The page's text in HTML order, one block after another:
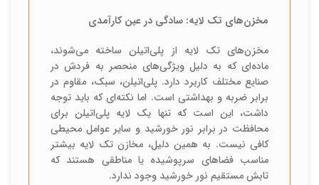
مخزن‌های تک لایه: سادگی در عین کارآمدی
مخزن‌های تک لایه از پلی‌اتیلن ساخته می‌شوند،
ماده‌ای که به دلیل ویژگی‌های منحصر به فردش در
صنایع مختلف کاربرد دارد. پلی‌اتیلن، سبک، مقاوم در
برابر ضربه و بهداشتی است. اما نکته‌ای که باید توجه
داشت، این است که تنها یک لایه پلی‌اتیلن برای
محافظت در برابر نور خورشید و سایر عوامل محیطی
کافی نیست. به همین دلیل، مخازن تک لایه بیشتر
مناسب فضاهای سرپوشیده یا مناطقی هستند که
تابش مستقیم نور خورشید وجود ندارد.